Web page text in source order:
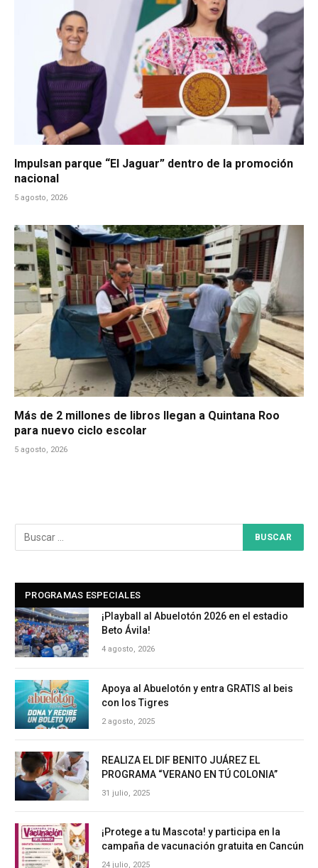
Impulsan parque “El Jaguar” dentro de la promoción
nacional
5 agosto, 2026
Más de 2 millones de libros llegan a Quintana Roo
para nuevo ciclo escolar
5 agosto, 2026
PROGRAMAS ESPECIALES
¡Playball al Abuelotón 2026 en el estadio
Beto Ávila!
4 agosto, 2026
Apoya al Abuelotón y entra GRATIS al beis
con los Tigres
2 agosto, 2025
REALIZA EL DIF BENITO JUÁREZ EL
PROGRAMA “VERANO EN TÚ COLONIA”
31 julio, 2025
¡Protege a tu Mascota! y participa en la
campaña de vacunación gratuita en Cancún
24 julio, 2025